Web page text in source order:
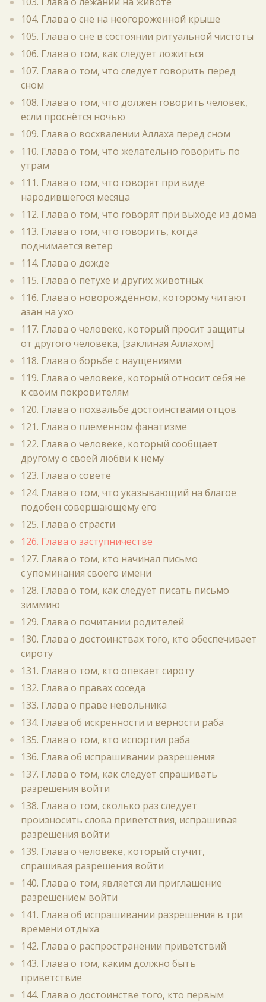
104. Глава о сне на неогороженной крыше
105. Глава о сне в состоянии ритуальной чистоты
106. Глава о том, как следует ложиться
107. Глава о том, что следует говорить перед
сном
108. Глава о том, что должен говорить человек,
если проснётся ночью
109. Глава о восхвалении Аллаха перед сном
110. Глава о том, что желательно говорить по
утрам
111. Глава о том, что говорят при виде
народившегося месяца
112. Глава о том, что говорят при выходе из дома
113. Глава о том, что говорить, когда
поднимается ветер
114. Глава о дожде
115. Глава о петухе и других животных
116. Глава о новорождённом, которому читают
азан на ухо
117. Глава о человеке, который просит защиты
от другого человека, [заклиная Аллахом]
118. Глава о борьбе с наущениями
119. Глава о человеке, который относит себя не
к своим покровителям
120. Глава о похвальбе достоинствами отцов
121. Глава о племенном фанатизме
122. Глава о человеке, который сообщает
другому о своей любви к нему
123. Глава о совете
124. Глава о том, что указывающий на благое
подобен совершающему его
125. Глава о страсти
126. Глава о заступничестве
127. Глава о том, кто начинал письмо
с упоминания своего имени
128. Глава о том, как следует писать письмо
зиммию
129. Глава о почитании родителей
130. Глава о достоинствах того, кто обеспечивает
сироту
131. Глава о том, кто опекает сироту
132. Глава о правах соседа
133. Глава о праве невольника
134. Глава об искренности и верности раба
135. Глава о том, кто испортил раба
136. Глава об испрашивании разрешения
137. Глава о том, как следует спрашивать
разрешения войти
138. Глава о том, сколько раз следует
произносить слова приветствия, испрашивая
разрешения войти
139. Глава о человеке, который стучит,
спрашивая разрешения войти
140. Глава о том, является ли приглашение
разрешением войти
141. Глава об испрашивании разрешения в три
времени отдыха
142. Глава о распространении приветствий
143. Глава о том, каким должно быть
приветствие
144. Глава о достоинстве того, кто первым